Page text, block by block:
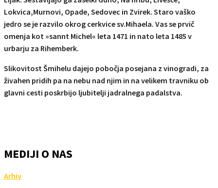
Lokvica,Murnovi, Opade, Sedovec in Zvirek. Staro vaško
jedro se je razvilo okrog cerkvice sv.Mihaela. Vas se prvič
omenja kot »sannt Michel« leta 1471 in nato leta 1485 v
urbarju za Rihemberk.
Slikovitost Šmihelu dajejo pobočja posejana z vinogradi, za
živahen pridih pa na nebu nad njim in na velikem travniku ob
glavni cesti poskrbijo ljubitelji jadralnega padalstva.
MEDIJI O NAS
Arhiv